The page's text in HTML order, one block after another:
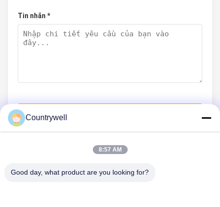
Tin nhắn *
Countrywell
8:57 AM
Good day, what product are you looking for?